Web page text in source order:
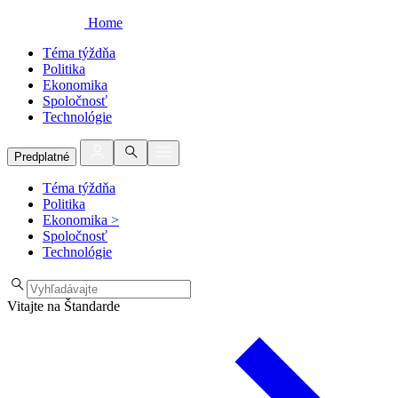
Home
Téma týždňa
Politika
Ekonomika
Spoločnosť
Technológie
Predplatné
Téma týždňa
Politika
Ekonomika >
Spoločnosť
Technológie
Vitajte na Štandarde